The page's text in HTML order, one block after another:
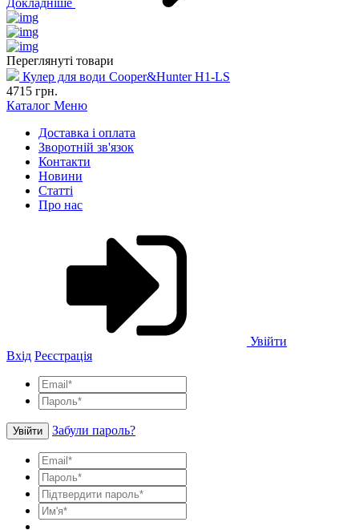
Переглянуті товари
Кулер для води Cooper&Hunter H1-LS
4715 грн.
Каталог Меню
Доставка і оплата
Зворотній зв'язок
Контакти
Новини
Статті
Про нас
Увійти
Вхід Реєстрація
Увійти Забули пароль?